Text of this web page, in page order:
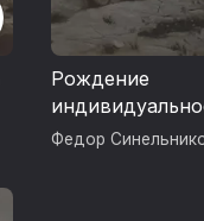
Рождение
Федор